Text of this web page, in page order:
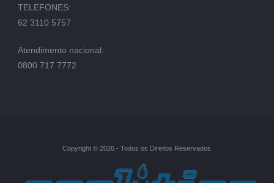
TELEFONES:
62 3110 5757
Atendimento nacional:
0800 717 7772
Copyright © 2026 - Todos os Direitos Reservados